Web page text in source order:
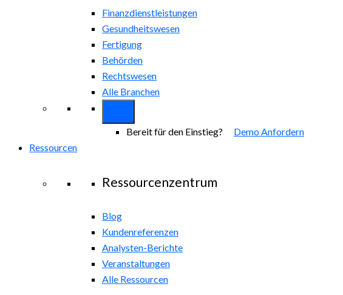
Finanzdienstleistungen
Gesundheitswesen
Fertigung
Behörden
Rechtswesen
Alle Branchen
Bereit für den Einstieg? Demo Anfordern
Ressourcen
Ressourcenzentrum
Blog
Kundenreferenzen
Analysten-Berichte
Veranstaltungen
Alle Ressourcen